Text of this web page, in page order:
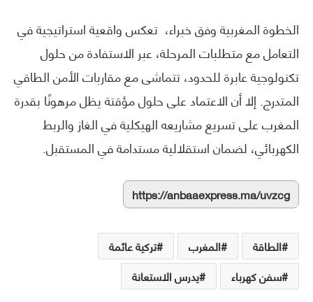
الخطوة المغربية وفق خبراء، تعكس واقعية استراتيجية في
التعامل مع متطلبات المرحلة، عبر الاستفادة من حلول
تكنولوجية عابرة للحدود، تتماشى مع مقاربات الأمن الطاقي
المتدرج. إلا أن الاعتماد على حلول مؤقتة يظل مرهونًا بقدرة
المغرب على تسريع مشاريعه الهيكلية في الغاز والربط
الكهربائي، لضمان استقلالية مستدامة في المستقبل.
https://anbaaexpress.ma/uvzcg
الطاقة المغرب
تركية عائمة
سفن كهرباء
يدرس الاستعانة